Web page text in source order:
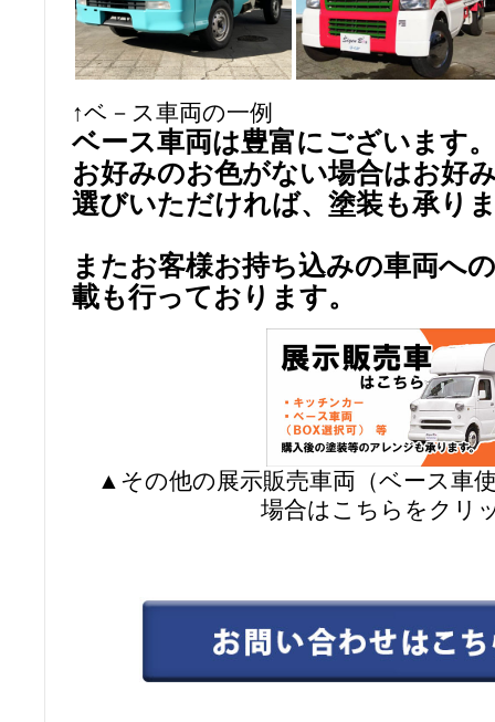
↑ベ－ス車両の一例
ベース車両は豊富にございます。
お好みのお色がない場合はお好
選びいただければ、塗装も承り
またお客様お持ち込みの車両へ
載も行っております。
▲その他の展示販売車両（ベース車
場合はこちらをクリ